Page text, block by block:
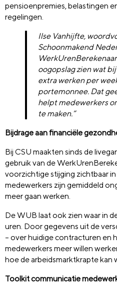
pensioenpremies, belastingen
regelingen.
Ilse Vanhijfte,
Schoonmakend
oogopslag zien wat
extra werken per
portemonnee. Dat
helpt medewerkers
te maken.”
Bijdrage aan financiële
Bij CSU maakten sinds de
gebruik van de
voorzichtige stijging zichtbaar
medewerkers zijn gemiddeld
meer gaan werken.
De WUB laat ook zien waar in
uren. Door gegevens uit de
– over huidige contracturen en
medewerkers meer willen
hoe de arbeidsmarktkrapte kan
Toolkit communicatie